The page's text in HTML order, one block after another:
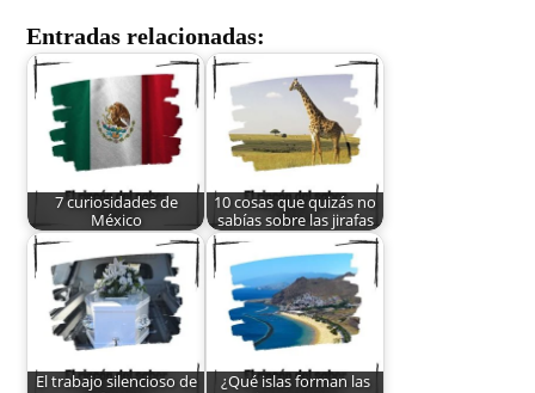
Entradas relacionadas:
7 curiosidades de
México
10 cosas que quizás no
sabías sobre las jirafas
El trabajo silencioso de
¿Qué islas forman las